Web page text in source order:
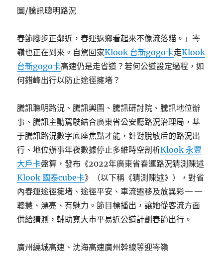
圖/騰訊聰明路況
春節腳步正鄰近，春運返鄉看起來不像流落貓。」岑
嶺也正在到來。自駕回家Klook 台新gogo卡走Klook
台新gogo卡高速仍是走省道？若何公道設定過程，如
何錯峰出行以防止途徑擁堵？
騰訊聰明路況、騰訊輿圖、騰訊研討院、騰訊地位辦
事、騰訊主動駕駛結合廣東省公安廳路況治理局，基
于騰訊路況數字底座焦點才能，針對脫敏后的路況出
行、地位辦事年夜數據停止多維時空剖析Klook 永豐
大戶卡盤算，發布《2022年廣東省春運路況猜測陳述
Klook 國泰cube卡》（以下稱《猜測陳述》），對省
內春運途徑擁堵、途徑平安、車流遷移及放異彩——
聰慧、漂亮、有魅力。節目標播出，讓她從客流方面
供給猜測，輔助寬大市平易近公道計劃春節出行。
廣州繞城高速、沈海高速廣州幹線等迎岑嶺